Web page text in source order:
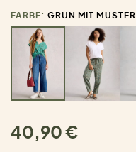
FARBE: GRÜN MIT MUSTER
40,90 €